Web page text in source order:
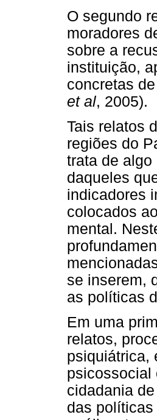
O segundo
moradores
sobre a
instituição,
concretas
et al, 2005).
Tais relatos
regiões do
trata de
daqueles
indicadores
colocados
mental.
se inserem,
as políticas
Em uma
relatos,
psiquiátrica,
psicossocial
cidadania
das